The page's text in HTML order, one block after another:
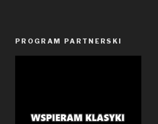
PROGRAM PARTNERSKI